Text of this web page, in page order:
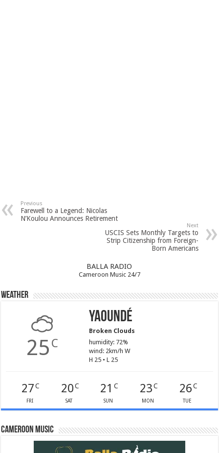
Previous
Farewell to a Legend: Nicolas
N’Koulou Announces Retirement
Next
USCIS Sets Monthly Targets to
Strip Citizenship from Foreign-
Born Americans
BALLA RADIO
Cameroon Music 24/7
Weather
25 C
Yaoundé
Broken Clouds
humidity: 72%
wind: 2km/h W
H 25 • L 25
27C
FRI
20C
SAT
21 C
SUN
23C
MON
26C
TUE
Cameroon Music